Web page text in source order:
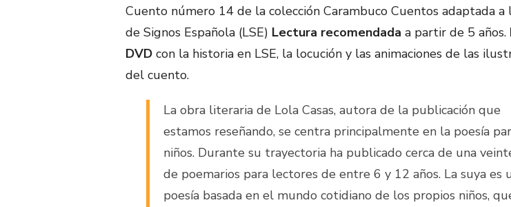
Cuento número 14 de la colección Carambuco Cuentos adaptada a
de Signos Española (LSE) Lectura recomendada a partir de 5 años.
DVD con la historia en LSE, la locución y las animaciones de las
del cuento.
La obra literaria de Lola Casas, autora de la publicación que
estamos reseñando, se centra principalmente en la poesía
niños. Durante su trayectoria ha publicado cerca de una
de poemarios para lectores de entre 6 y 12 años. La suya es
poesía basada en el mundo cotidiano de los propios niños,